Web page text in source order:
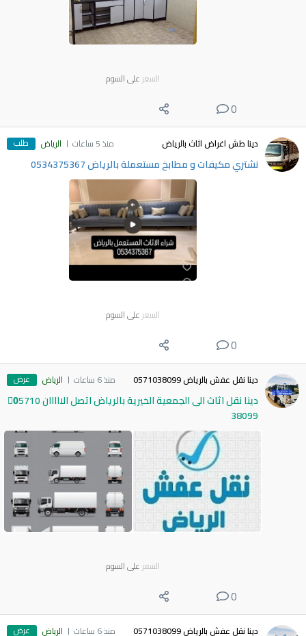
السعر على السوم
0
دينا طش اغراض اثاث بالرياض منذ 5 ساعات الرياض طلب
نشتري مكيفات و مطابخ مستعملة بالرياض 0534375367
السعر على السوم
0
دينا نقل عفش بالرياض 0571038099 منذ 6 ساعات الرياض عرض
دينا نقل اثاث الى الجمعية الخيرية بالرياض اتصل الااااان 0َ5710
38099
السعر على السوم
0
دينا نقل عفش بالرياض 0571038099 منذ 6 ساعات الرياض عرض